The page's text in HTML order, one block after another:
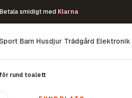
Betala smidigt med Klarna
Sport Barn Husdjur Trädgård Elektronik
rund toalett